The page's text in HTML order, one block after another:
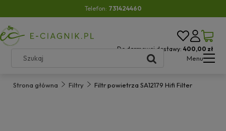
Telefon: 731424460
Do darmowej dostawy: 400,00 zł
Menu
Strona główna Filtry Filtr powietrza SA12179 Hifi Filter